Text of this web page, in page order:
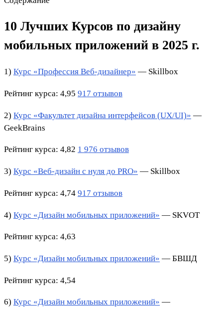
10 Лучших Курсов по дизайну
мобильных приложений в 2025 г.
1) Курс «Профессия Веб-дизайнер» — Skillbox
Рейтинг курса: 4,95 917 отзывов
2) Курс «Факультет дизайна интерфейсов (UX/UI)» —
GeekBrains
Рейтинг курса: 4,82 1 976 отзывов
3) Курс «Веб-дизайн с нуля до PRO» — Skillbox
Рейтинг курса: 4,74 917 отзывов
4) Курс «Дизайн мобильных приложений» — SKVOT
Рейтинг курса: 4,63
5) Курс «Дизайн мобильных приложений» — БВШД
Рейтинг курса: 4,54
6) Курс «Дизайн мобильных приложений» —